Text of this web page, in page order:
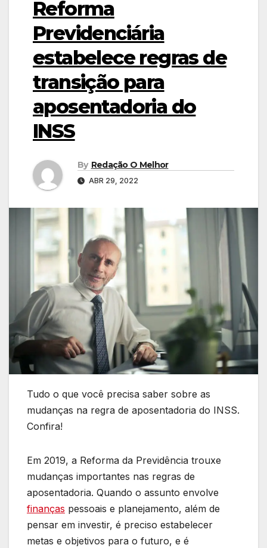
Reforma
Previdenciária
estabelece regras de
transição para
aposentadoria do
INSS
By Redação O Melhor
ABR 29, 2022
Tudo o que você precisa saber sobre as
mudanças na regra de aposentadoria do INSS.
Confira!
Em 2019, a Reforma da Previdência trouxe
mudanças importantes nas regras de
aposentadoria. Quando o assunto envolve
finanças pessoais e planejamento, além de
pensar em investir, é preciso estabelecer
metas e objetivos para o futuro, e é